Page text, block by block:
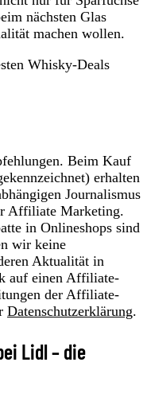
nächsten Glas
machen wollen.
Whisky-Deals
Beim Kauf
erhalten
Journalismus
Affiliate Marketing.
in Onlineshops sind
wir keine
Aktualität in
auf einen Affiliate-
der Affiliate-
Datenschutzerklärung.
Lidl – die